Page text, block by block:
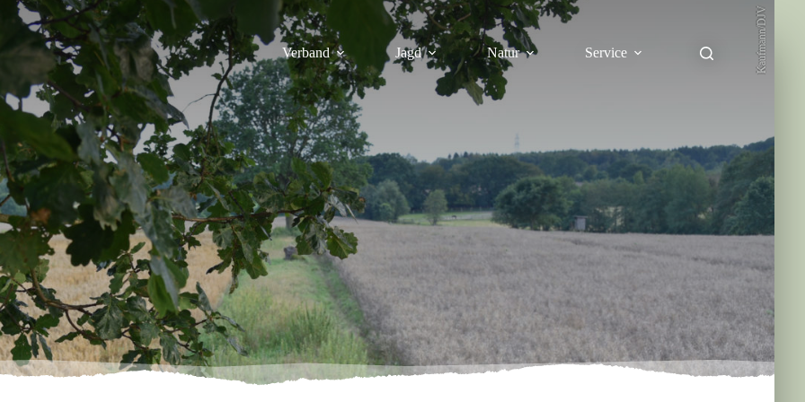
Verband Jagd Natur Service Kaufmann/DJV